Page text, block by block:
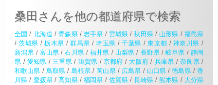
桑田さんを他の都道府県で検索
全国 / 北海道 /青森県/ 岩手県 / 宮城県 /秋田県/ 山形県 / 福島県
/茨城県 /栃木県 /群馬県 /埼玉県 /千葉県 /東京都 /神奈川県 /
新潟県 / 富山県 /石川県/福井県 / 山梨県 / 長野県/岐阜県 / 静岡
県 / 愛知県 /三重県 / 滋賀県 / 京都府 / 大阪府 / 兵庫県 / 奈良県/
和歌山県 / 鳥取県 / 島根県/ 岡山県/ 広島県 / 山口県 /徳島県/香
川県 / 愛媛県/高知県/ 福岡県 / 佐賀県 /長崎県/熊本県 / 大分県